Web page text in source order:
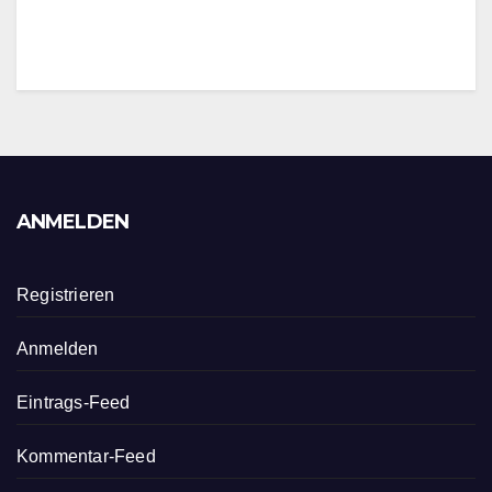
ANMELDEN
Registrieren
Anmelden
Eintrags-Feed
Kommentar-Feed